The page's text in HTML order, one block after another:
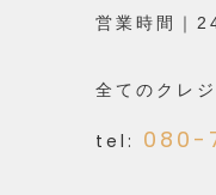
営業時間｜
全てのクレ
tel: 080-